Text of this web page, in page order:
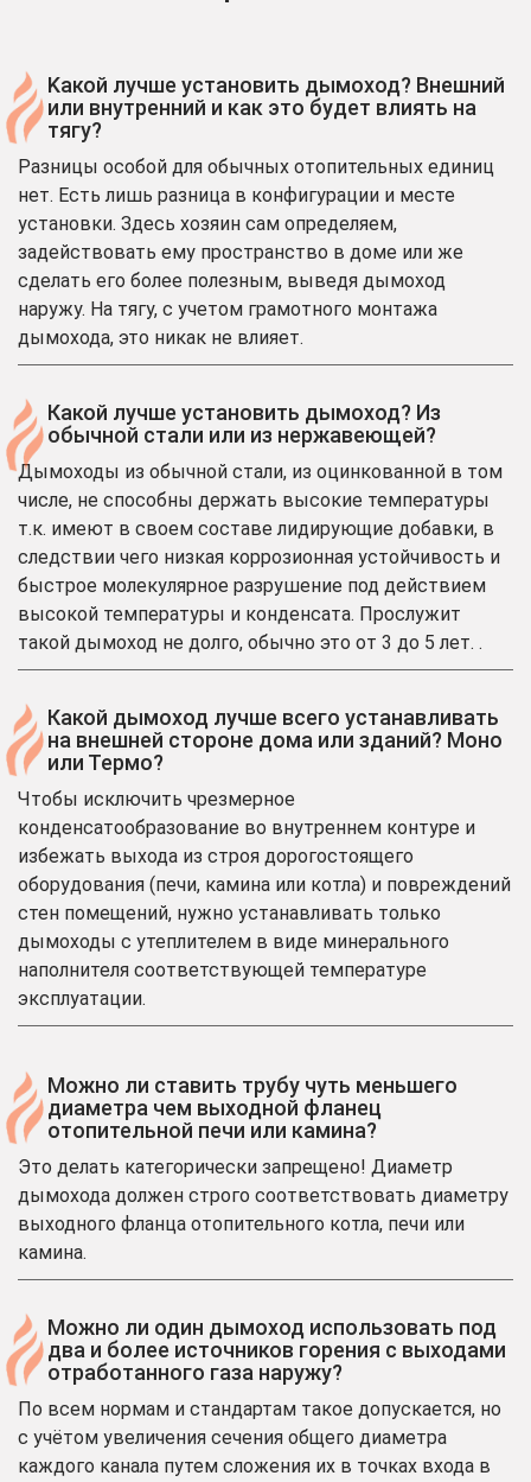
Kакой лучше установить дымоход? Внешний
или внутренний и как это будет влиять на
тягу?
Разницы особой для обычных отопительных единиц
нет. Есть лишь разница в конфигурации и месте
установки. Здесь хозяин сам определяем,
задействовать ему пространство в доме или же
сделать его более полезным, выведя дымоход
наружу. На тягу, с учетом грамотного монтажа
дымохода, это никак не влияет.
Какой лучше установить дымоход? Из
обычной стали или из нержавеющей?
Дымоходы из обычной стали, из оцинкованной в том
числе, не способны держать высокие температуры
т.к. имеют в своем составе лидирующие добавки, в
следствии чего низкая коррозионная устойчивость и
быстрое молекулярное разрушение под действием
высокой температуры и конденсата. Прослужит
такой дымоход не долго, обычно это от 3 до 5 лет. .
Какой дымоход лучше всего устанавливать
на внешней стороне дома или зданий? Моно
или Термо?
Чтобы исключить чрезмерное
конденсатообразование во внутреннем контуре и
избежать выхода из строя дорогостоящего
оборудования (печи, камина или котла) и повреждений
стен помещений, нужно устанавливать только
дымоходы с утеплителем в виде минерального
наполнителя соответствующей температуре
эксплуатации.
Можно ли ставить трубу чуть меньшего
диаметра чем выходной фланец
отопительной печи или камина?
Это делать категорически запрещено! Диаметр
дымохода должен строго соответствовать диаметру
выходного фланца отопительного котла, печи или
камина.
Можно ли один дымоход использовать под
два и более источников горения с выходами
отработанного газа наружу?
По всем нормам и стандартам такое допускается, но
с учётом увеличения сечения общего диаметра
каждого канала путем сложения их в точках входа в